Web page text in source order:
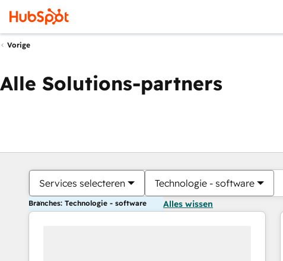
Vorige
Alle Solutions-partners
Services selecteren Technologie - software
Branches: Technologie - software Alles wissen